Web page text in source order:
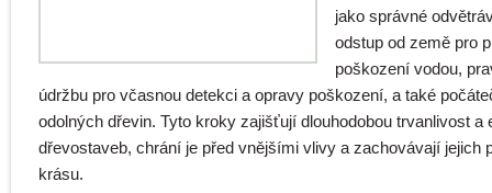
jako správné
odstup od země pro
poškození vodou,
údržbu pro včasnou detekci a opravy poškození, a také
odolných dřevin. Tyto kroky zajišťují dlouhodobou trvanlivost a
dřevostaveb, chrání je před vnějšími vlivy a zachovávají jejich
krásu.